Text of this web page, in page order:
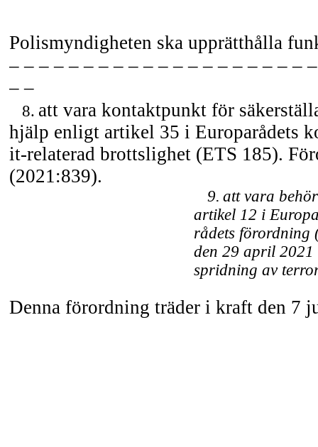
Polismyndigheten ska upprätthålla
– – – – – – – – – – – – – – – – – – – –
– –
8. att vara kontaktpunkt för
hjälp enligt artikel 35 i Europarådets
it-relaterad brottslighet (ETS 185).
(2021:839).
9. att vara
artikel 12 i
rådets förordning
den 29 april
spridning av
Denna förordning träder i kraft den 7